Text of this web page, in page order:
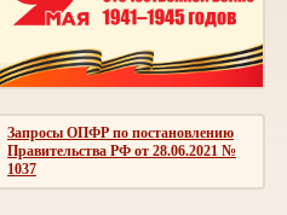
Запросы ОПФР по постановлению
Правительства РФ от 28.06.2021 №
1037